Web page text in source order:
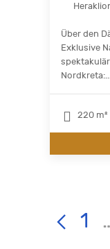
Über den
Exklusive
220 m²
LIST
1